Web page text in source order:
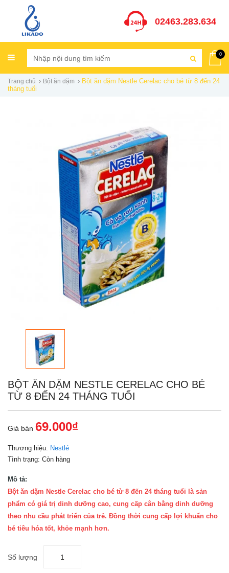
02463.283.634
0
Trang chủ Bột ăn dặm
Bột ăn dặm Nestle Cerelac cho bé từ 8 đến 24
tháng tuổi
BỘT ĂN DẶM NESTLE CERELAC CHO BÉ
TỪ 8 ĐẾN 24 THÁNG TUỔI
Giá bán 69.000₫
Thương hiệu: Nestlé
Tình trạng: Còn hàng
Mô tả:
Bột ăn dặm Nestle Cerelac cho bé từ 8 đến 24 tháng tuổi là sản
phẩm có giá trị dinh dưỡng cao, cung cấp cân bằng dinh dưỡng
theo nhu cầu phát triển của trẻ. Đồng thời cung cấp lợi khuẩn cho
bé tiêu hóa tốt, khỏe mạnh hơn.
Số lượng